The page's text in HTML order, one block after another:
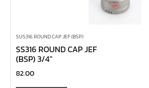
บ๊อกซ์เดือยโผล่ Z-Series หกเหลี่ยม,ท๊อ
3/8", 1/2"
ด้ามฟรี, ด้ามบ๊อกซ์ Z-Series ขนาด 1/4",
ลูกบ๊อกซ์ สั้น, ยาว Koken Z-Series ขนา
SUS316 ROUND CAP JEF (BSP)
SS316 ROUND CAP JEF
(BSP) 3/4″
82.00